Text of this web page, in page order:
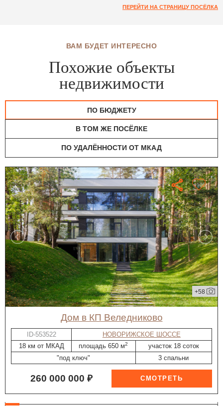
ПЕРЕЙТИ НА СТРАНИЦУ ПОСЁЛКА
ВАМ БУДЕТ ИНТЕРЕСНО
Похожие объекты
недвижимости
ПО БЮДЖЕТУ
В ТОМ ЖЕ ПОСЁЛКЕ
ПО УДАЛЁННОСТИ ОТ МКАД
+58
дом в КП Веледниково
ID-553522
НОВОРИЖСКОЕ ШОССЕ
18 км от МКАД
площадь 650 м2
участок 18 соток
"под ключ"
3 спальни
260 000 000 ₽